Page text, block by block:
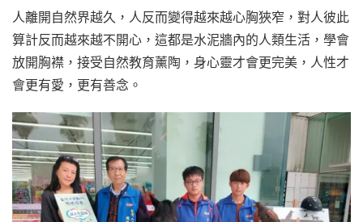
人離開自然界越久，人反而變得越來越心胸狹窄，對人彼此
算計反而越來越不開心，這都是水泥牆內的人類生活，學會
放開胸襟，接受自然教育薰陶，身心靈才會更完美，人性才
會更有愛，更有善念。